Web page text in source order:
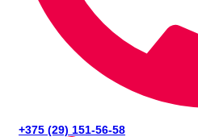
+375 (29) 151-56-58